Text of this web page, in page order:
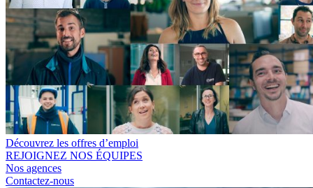
Découvrez les offres d’emploi
REJOIGNEZ NOS ÉQUIPES
Nos agences
Contactez-nous